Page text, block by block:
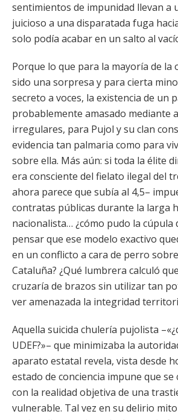
sentimientos de impunidad llevan a
juicioso a una disparatada fuga
solo podía acabar en un salto al
Porque lo que para la mayoría de la
sido una sorpresa y para cierta
secreto a voces, la existencia de un
probablemente amasado mediante
irregulares, para Pujol y su clan
evidencia tan palmaria como para
sobre ella. Más aún: si toda la élite
era consciente del fielato ilegal del
ahora parece que subía al 4,5–
contratas públicas durante la larga
nacionalista… ¿cómo pudo la cúpula
pensar que ese modelo exactivo
en un conflicto a cara de perro
Cataluña? ¿Qué lumbrera calculó
cruzaría de brazos sin utilizar tan
ver amenazada la integridad
Aquella suicida chulería pujolista
UDEF?»– que minimizaba la
aparato estatal revela, vista desde
estado de conciencia impune que se
con la realidad objetiva de una
vulnerable. Tal vez en su delirio